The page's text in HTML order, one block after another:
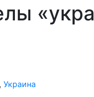
, Украина